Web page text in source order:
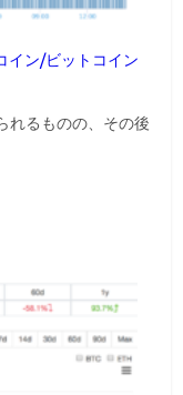
イン/ビットコイン
れるものの、その後